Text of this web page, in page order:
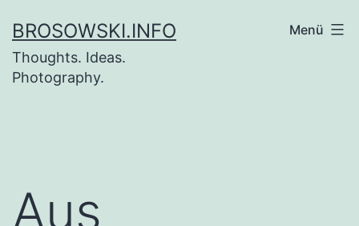
Inhalt
springen
BROSOWSKI.INFO
Thoughts. Ideas.
Photography.
Menü
Aus